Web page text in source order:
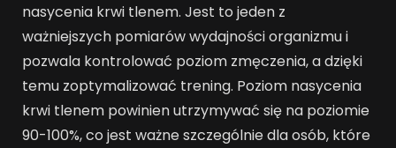
nasycenia krwi tlenem. Jest to jeden z
ważniejszych pomiarów wydajności organizmu i
pozwala kontrolować poziom zmęczenia, a dzięki
temu zoptymalizować trening. Poziom nasycenia
krwi tlenem powinien utrzymywać się na poziomie
90-100%, co jest ważne szczególnie dla osób, które